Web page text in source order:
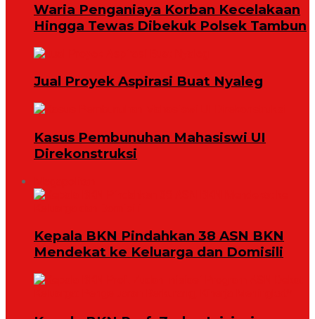
Waria Penganiaya Korban Kecelakaan
Hingga Tewas Dibekuk Polsek Tambun
Jual Proyek Aspirasi Buat Nyaleg
Kasus Pembunuhan Mahasiswi UI
Direkonstruksi
Kepala BKN Pindahkan 38 ASN BKN
Mendekat ke Keluarga dan Domisili